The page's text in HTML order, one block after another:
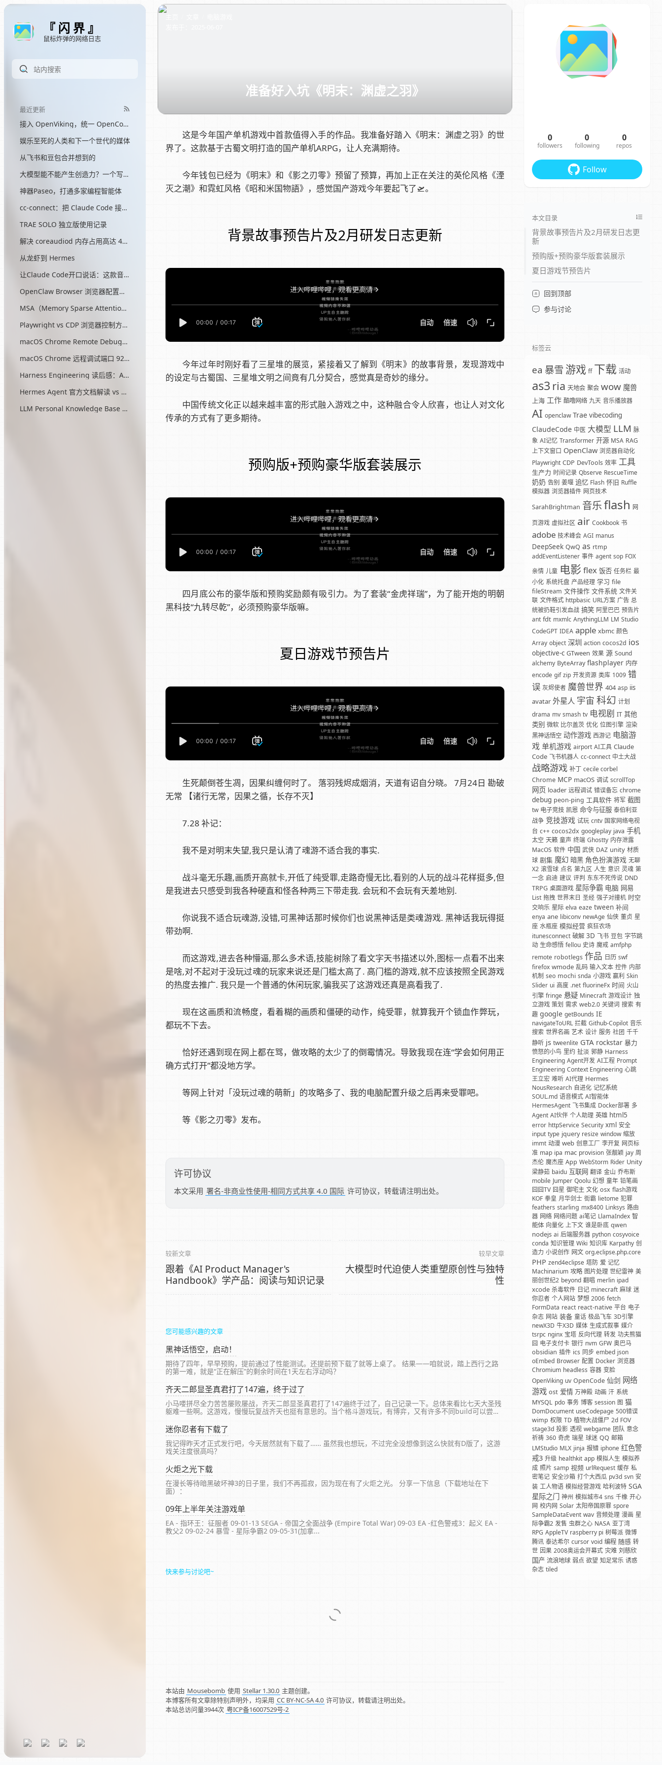
『 闪 界 』
鼠标炸弹的网络日志
最近更新
接入 OpenViking，统一 OpenCode 和 Hermes 的记忆
娱乐至死的人类和下一个世代的媒体
从飞书和豆包合并想到的
大模型能不能产生创造力？一个写了三个月网文的程序员的答案
神器Paseo，打通多家编程智能体
cc-connect：把 Claude Code 接入飞书
TRAE SOLO 独立版使用记录
解决 coreaudiod 内存占用高达 45G 的问题
从龙虾到 Hermes
让Claude Code开口说话：这款音效插件让我把编程玩成了游戏
OpenClaw Browser 浏览器配置指南
MSA（Memory Sparse Attention）— 突破 AI 记忆瓶颈的开源方案
Playwright vs CDP 浏览器控制方式对比
macOS Chrome Remote Debugging 配置
macOS Chrome 远程调试端口 9222 启动问题与最终解决方案
Harness Engineering 读后感：AI工程的第三次范式转移
Hermes Agent 官方文档解读 vs OpenClaw
LLM Personal Knowledge Base Pattern (Karpathy)
准备好入坑《明末：渊虚之羽》
这是今年国产单机游戏中首款值得入手的作品。我准备好踏入《明末：渊虚之羽》的世
界了。这款基于古蜀文明打造的国产单机ARPG，让人充满期待。
今年钱包已经为《明末》和《影之刃零》预留了预算，再加上正在关注的英伦风格《湮
灭之潮》和霓虹风格《昭和米国物語》，感觉国产游戏今年要起飞了🛫。
背景故事预告片及2月研发日志更新
今年过年时刚好看了三星堆的展览，紧接着又了解到《明末》的故事背景，发现游戏中
的设定与古蜀国、三星堆文明之间竟有几分契合，感觉真是奇妙的缘分。
中国传统文化正以越来越丰富的形式融入游戏之中，这种融合令人欣喜，也让人对文化
传承的方式有了更多期待。
预购版+预购豪华版套装展示
四月底公布的豪华版和预购奖励颇有吸引力。为了套装“金虎祥瑞”，为了能开炮的明朝
黑科技“九转尽乾”，必须预购豪华版嘛。
夏日游戏节预告片
生死颠倒苍生凋，因果纠缠何时了。 落羽残烬成烟消，天道有诏自分晓。 7月24日 勘破
无常 【诸行无常，因果之循，长存不灭】
7.28 补记：
我不是对明末失望,我只是认清了魂游不适合我的事实.
战斗毫无乐趣,画质开高就卡,开低了纯受罪,走路奇慢无比,看别的人玩的战斗花样挺多,但
是我进去只感受到我各种硬直和怪各种两三下带走我. 会玩和不会玩有天差地别.
你说我不适合玩魂游,没错,可黑神话那时候你们也说黑神话是类魂游戏. 黑神话我玩得挺
带劲啊.
而这游戏,进去各种懵逼,那么多术语,技能树除了看文字天书描述以外,图标一点看不出来
是啥,对不起对于没玩过魂的玩家来说还是门槛太高了. 高门槛的游戏,就不应该按照全民游戏
的热度去推广. 我只是一个普通的休闲玩家,骗我买了这游戏还真是高看我了.
现在这画质和流畅度，看着糊的画质和僵硬的动作，纯受罪，就算我开个锁血作弊玩，
都玩不下去。
恰好还遇到现在网上都在骂，做攻略的太少了的倒霉情况。导致我现在连“学会如何用正
确方式打开”都没地方学。
等网上针对「没玩过魂的萌新」的攻略多了、我的电脑配置升级之后再来受罪吧。
等《影之刃零》发布。
许可协议
本文采用 署名-非商业性使用-相同方式共享 4.0 国际 许可协议，转载请注明出处。
较新文章
跟着《AI Product Manager's
Handbook》学产品：阅读与知识记录
较早文章
大模型时代迫使人类重塑原创性与独特
性
您可能感兴趣的文章
黑神话悟空，启动！
期待了四年，早早预购，提前通过了性能测试。还提前预下载了就等上桌了。 结果——咱就说，踏上西行之路
的第一难，就是“正在解压”的剩余时间在1天左右浮动吗？
齐天二郎显圣真君打了147遍，终于过了
小马喽拼尽全力苦苦屡败屡战，齐天二郎显圣真君打了147遍终于过了，自己记录一下。总体来看比七天大圣残
躯难一些啊。这游戏，慢慢玩复战齐天也挺有意思的。当个格斗游戏玩，有博弈，又有许多不同build可以尝
迷你忍者有下载了
我记得昨天才正式发行吧，今天居然就有下载了…… 虽然我也想玩，不过完全没想像到这么快就有D版了，这游
戏关注度很高吗？
火炬之光下载
在漫长等待暗黑破坏神3的日子里，我们不再孤寂，因为现在有了火炬之光。 分享一下信息（下载地址在下
面）：
09年上半年关注游戏单
EA - 指环王：征服者 09-01-13 SEGA - 帝国之全面战争 (Empire Total War) 09-03 EA -红色警戒3：起义 EA -
教父2 09-02-24 暴雪 - 星际争霸2 09-05-31(加拿...
快来参与讨论吧~
本站由 Mousebomb 使用 Stellar 1.30.0 主题创建。
本博客所有文章除特别声明外，均采用 CC BY-NC-SA 4.0 许可协议，转载请注明出处。
本站总访问量3944次 粤ICP备16007529号-2
0
followers
0
following
0
repos
Follow
本文目录
背景故事预告片及2月研发日志更
新
预购版+预购豪华版套装展示
夏日游戏节预告片
回到顶部
参与讨论
标签云
ea 暴雪 游戏 ff 下载 活动
as3 ria 天地会 聚会 wow 魔兽
上海 工作 酷噜网络 九天 音乐播放器
AI openclaw Trae vibecoding
ClaudeCode 中医 大模型 LLM 脉
象 AI记忆 Transformer 开源 MSA RAG
上下文窗口 OpenClaw 浏览器自动化
Playwright CDP DevTools 效率 工具
生产力 时间记录 Qbserve RescueTime
奶奶 告别 姜堰 追忆 Flash 怀旧 Ruffle
模拟器 浏览器插件 网页技术
SarahBrightman 音乐flash 网
页游戏 虚拟社区 air Cookbook 书
adobe 技术峰会 AGI manus
DeepSeek QwQ as rtmp
addEventListener 事件 agent sop FOX
亲情 儿童 电影 flex 饭否 任务栏 最
小化 系统托盘 产品经理 学习 file
fileStream 文件操作 文件系统 文件关
联 文件格式 httpbasic URL方案 广告 总
统被扔鞋引发血战 搞笑 阿里巴巴 预告片
ant fdt mxmlc AnythingLLM LM Studio
CodeGPT IDEA apple xbmc 颜色
Array object 深圳 action cocos2d ios
objective-c GTween 效果 源 Sound
alchemy ByteArray flashplayer 内存
encode gif zip 开发资源 类库 1009 错
误 灰烬使者 魔兽世界 404 asp iis
avatar 外星人 宇宙 科幻 计划
drama mv smash tv 电视剧 IT 其他
类别 微软 比尔盖茨 优化 位图引擎 渲染
黑神话悟空 动作游戏 西游记 电脑游
戏 单机游戏 airport AI工具 Claude
Code 飞书机器人 cc-connect 中土大战
战略游戏 补丁 cecile corbel
Chrome MCP macOS 调试 scrollTop
网页 loader 远程调试 错误备忘 chrome
debug peon-ping 工具软件 将军 截图
tw 电子竞技 凯恩 命令与征服 泰伯利亚
战争 竞技游戏 试玩 cntv 国家网络电视
台 c++ cocos2dx googleplay java 手机
太空 天籁 童声 终端 Ghostty 内存泄露
MacOS 软件 中国 武侠 DAZ unity 材质
球 剧集 魔幻 暗黑 角色扮演游戏 无聊
X2 滚雪球 点名 第九区 人生 意识 灵魂 第
一念 启迪 建议 评判 东东不死传说 DND
TRPG 桌面游戏 星际争霸 电脑 网易
List 拖拽 世界末日 圣经 强子对撞机 时空
交响乐 星际 elva eaze tween 补间
enya ane libiconv newAge 仙侠 董贞 星
座 水瓶座 模拟经营 疯狂农场
itunesconnect 破解 3D 飞书 豆包 字节跳
动 生命感悟 fellou 史诗 魔戒 amfphp
remote robotlegs 作品 日历 swf
firefox wmode 乱码 输入文本 控件 内部
机制 seo mochi snda 小游戏 赢利 Skin
Slider ui 高度 .net fluorineFx 时间 火山
引擎 fringe 悬疑 Minecraft 游戏设计 独
立游戏 策划 需求 web2.0 关键词 搜索 有
趣 google getBounds IE
navigateToURL 拦截 Github-Copilot 音乐
搜索 世界名画 艺术 设计 服务 社团 千千
静听 js tweenlite GTA rockstar 暴力
愤怒的小鸟 里约 扯淡 郭静 Harness
Engineering Agent开发 AI工程 Prompt
Engineering Context Engineering 心跳
王立宏 难听 AI代理 Hermes
NousResearch 自进化 记忆系统
SOUL.md 语音模式 AI智能体
HermesAgent 飞书集成 Docker部署 多
Agent AI伙伴 个人助理 英雄 html5
error httpService Security xml 安全
input type jquery resize window 缩放
immt 动漫 web 创意工厂 李开复 网页标
准 map ipa mac provision 张靓颖 jay 周
杰伦 魔杰座 App WebStorm Rider Unity
梁静茹 baidu 互联网 翻译 金山 乔布斯
mobile Jumper Qoolu 幻想 童年 铅笔画
囧囧TV 囧星 御宅主 文化 osx flash游戏
KOF 拳皇 月华剑士 街霸 lietome 犯罪
feathers starling mx8400 Linksys 路由
器 网络 网络问题 ai笔记 LlamaIndex 智
能体 向量化 上下文 谁是卧底 qwen
nodejs ai 后端服务器 python cosyvoice
conda 知识管理 Wiki 知识库 Karpathy 创
造力 小说创作 网文 org.eclipse.php.core
PHP zend4eclipse 塔防 爱 记忆
Machinarium 攻略 图片处理 世纪雷神 美
丽创世纪2 beyond 翻唱 merlin ipad
xcode 杀毒软件 日记 minecraft 麻球 迷
你忍者 个人网站 梦想 2006 fetch
FormData react react-native 平台 电子
杂志 网站 装备 童话 极品飞车 3D引擎
newX3D 牛X3D 媒体 生成式叙事 媒介
tsrpc nginx 宝塔 反向代理 转发 功夫熊猫
囧 电子支付卡 银行 nvm GFW 奥巴马
obsidian 插件 ics 同步 embed json
oEmbed Browser 配置 Docker 浏览器
Chromium headless 容器 变脸
OpenViking uv OpenCode 仙剑 网络
游戏 ost 爱情 万神殿 动画 汗 系统
MYSQL pdo 事务 博客 session 图 猫
DomDocument useCodepage 500错误
wimp 权限 TD 植物大战僵尸 2d FOV
stage3d 投影 透视 webgame 团队 意念
祈祷 360 奇虎 瑞星 球迷 QQ 邮箱
LMStudio MLX jinja 报错 iphone 红色警
戒3 升级 healthkit app 模拟人生 模拟养
成 照片 samp 视频 urlRequest 缓存 私
密笔记 安全沙箱 打个大西瓜 pv3d svn 安
装 工人物语 模拟经营游戏 哈利波特 SGA
星际之门 神州 模拟城市4 sns 千橡 开心
网 校内网 Solar 太阳帝国原罪 spore
SampleDataEvent wav 音频处理 漫画 星
际争霸2 发售 虫群之心 NASA 亚丁湾
RPG AppleTV raspberry pi 树莓派 微博
腾讯 泰达希尔 cursor void 编程 随感 转
世 因果 2008奥运会开幕式 灾难 刘慈欣
国产 流浪地球 弱点 欲望 知足常乐 诱惑
杂志 tiled